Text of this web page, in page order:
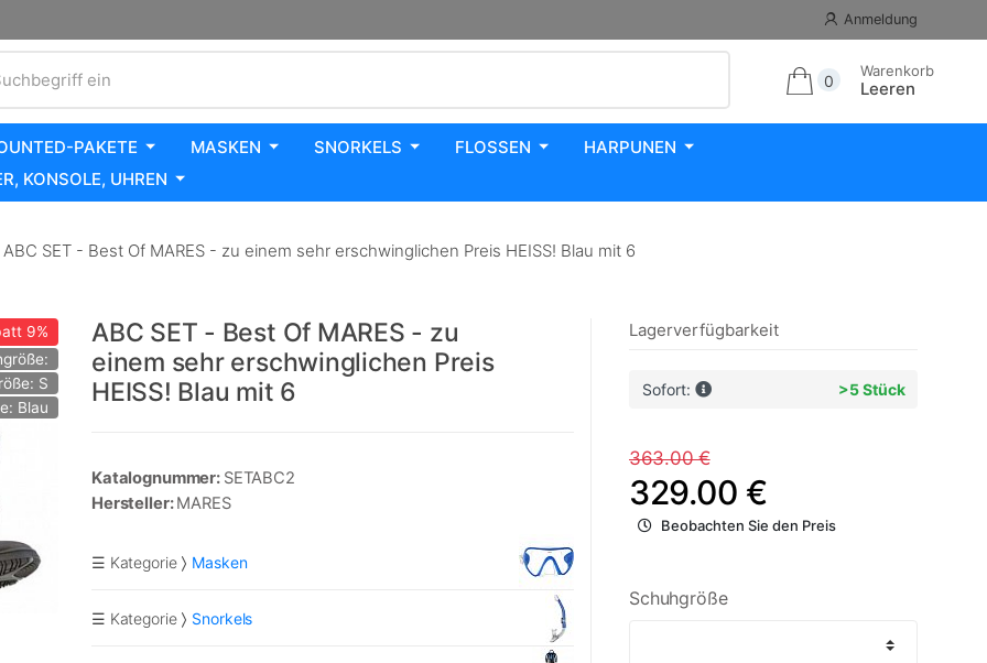
Anmeldung
ein
0
Warenkorb
Leeren
PAKETE MASKEN SNORKELS FLOSSEN
HARPUNEN
KONSOLE, UHREN
ABC SET - Best Of MARES - zu einem sehr erschwinglichen Preis HEISS! Blau mit 6
9%
S
Blau
ABC SET - Best Of MARES - zu
einem sehr erschwinglichen Preis
HEISS! Blau mit 6
Katalognummer: SETABC2
Hersteller:MARES
☰ Kategorie Masken
☰ Kategorie Snorkels
Lagerverfügbarkeit
Sofort: >5 Stück
363.00 €
329.00 €
Beobachten Sie den Preis
Schuhgröße